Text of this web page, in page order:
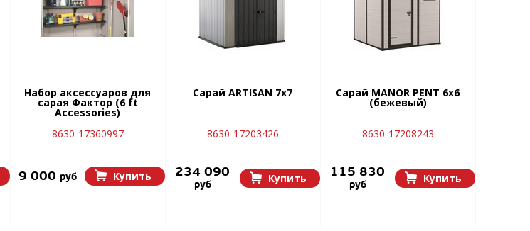
Набор аксессуаров для
сарая Фактор (6 ft
Accessories)
8630-17360997
9 000 руб Купить
Сарай ARTISAN 7х7
8630-17203426
234 090
руб Купить
Сарай MANOR PENT 6х6
(бежевый)
8630-17208243
115 830
руб Купить